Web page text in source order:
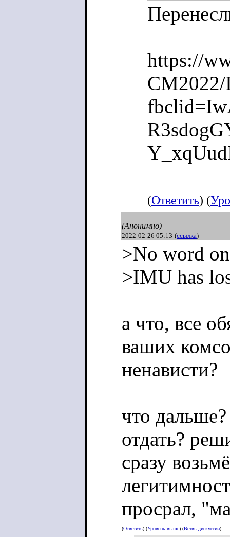
https://
CM2022/
(Ответить) (
(Анонимно)
2022-02-26 05:13 (ссылка)
>No word
>IMU has
а что, все
ваших
ненависти?
что
отдать?
сразу
просрал,
(Ответить) (Уровень выше) (Ветвь дискуссии)